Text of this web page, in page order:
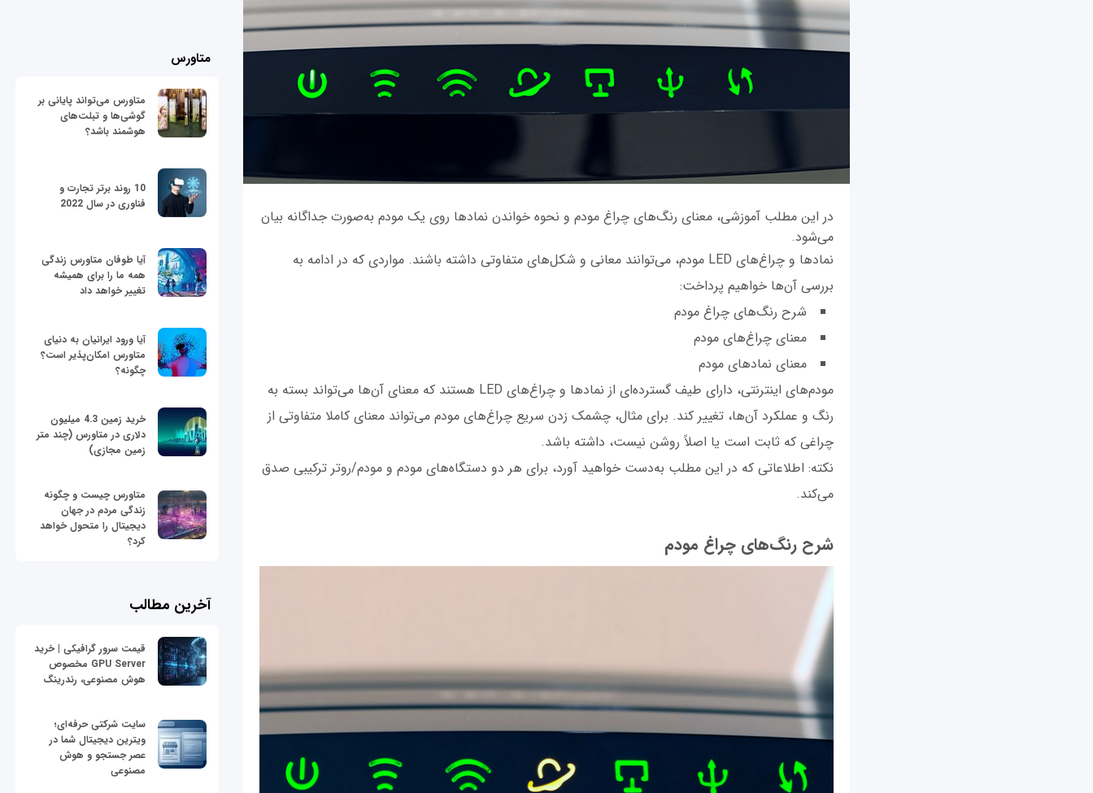
در این مطلب آموزشی، معنای رنگ‌های چراغ مودم و نحوه خواندن نمادها روی یک مودم به‌صورت جداگانه بیان
می‌شود.
نمادها و چراغ‌های LED مودم، می‌توانند معانی و شکل‌های متفاوتی داشته باشند. مواردی که در ادامه به
بررسی آن‌ها خواهیم پرداخت:
شرح رنگ‌های چراغ مودم
معنای چراغ‌های مودم
معنای نمادهای مودم
مودم‌های اینترنتی، دارای طیف گسترده‌ای از نمادها و چراغ‌های LED هستند که معنای آن‌ها می‌تواند بسته به
رنگ و عملکرد آن‌ها، تغییر کند. برای مثال، چشمک زدن سریع چراغ‌های مودم می‌تواند معنای کاملا متفاوتی از
چراغی که ثابت است یا اصلاً روشن نیست، داشته باشد.
نکته: اطلاعاتی که در این مطلب به‌دست خواهید آورد، برای هر دو دستگاه‌های مودم و مودم/روتر ترکیبی صدق
می‌کند.
شرح رنگ‌های چراغ مودم
متاورس
متاورس می‌تواند پایانی بر
گوشی‌ها و تبلت‌های
هوشمند باشد؟
10 روند برتر تجارت و
فناوری در سال 2022
آیا طوفان متاورس زندگی
همه ما را برای همیشه
تغییر خواهد داد
آیا ورود ایرانیان به دنیای
متاورس امکان‌پذیر است؟
چگونه؟
خرید زمین 4.3 میلیون
دلاری در متاورس (چند متر
زمین مجازی)
متاورس چیست و چگونه
زندگی مردم در جهان
دیجیتال را متحول خواهد
کرد؟
آخرین مطالب
قیمت سرور گرافیکی | خرید
GPU Server مخصوص
هوش مصنوعی، رندرینگ
سایت شرکتی حرفه‌ای؛
ویترین دیجیتال شما در
عصر جستجو و هوش
مصنوعی